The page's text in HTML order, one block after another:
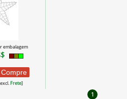
embalagem
Compre
Frete]
1